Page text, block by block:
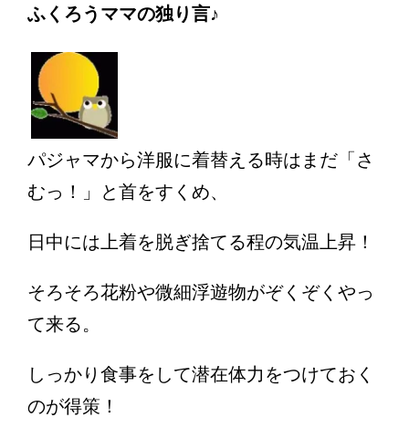
ふくろうママの独り言♪
パジャマから洋服に着替える時はまだ「さ
むっ！」と首をすくめ、
日中には上着を脱ぎ捨てる程の気温上昇！
そろそろ花粉や微細浮遊物がぞくぞくやっ
て来る。
しっかり食事をして潜在体力をつけておく
のが得策！